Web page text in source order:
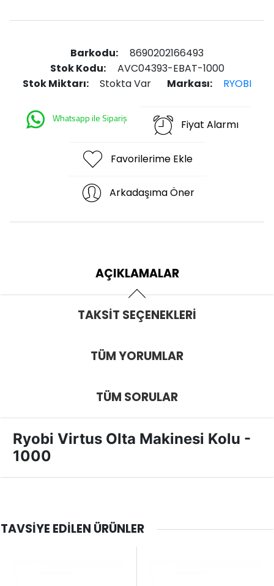
Barkodu:
8690202166493
Stok Kodu:
AVC04393-EBAT-1000
Stok Miktarı:
Stokta Var Markası: RYOBI
Whatsapp ile Sipariş Fiyat Alarmı
Favorilerime Ekle
Arkadaşıma Öner
AÇIKLAMALAR
TAKSIT SEÇENEKLERI
TÜM YORUMLAR
TÜM SORULAR
Ryobi Virtus Olta Makinesi Kolu -
1000
TAVSIYE EDILEN ÜRÜNLER